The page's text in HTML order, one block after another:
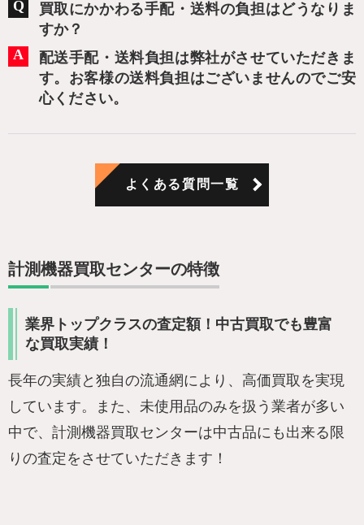
買取にかかわる手配・送料の負担はどうなりま
すか？
配送手配・送料負担は弊社がさせていただきま
す。お客様の送料負担はございませんのでご安
心ください。
よくある質問一覧
計測機器買取センターの特徴
業界トップクラスの査定額！中古買取でも豊富
な買取実績！
長年の実績と独自の流通網により、高価買取を実現
しています。また、未使用品のみを扱う業者が多い
中で、計測機器買取センターは中古品にも出来る限
りの査定をさせていただきます！